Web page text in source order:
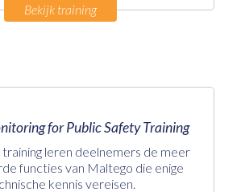
Bekijk training
for Public Safety Training
leren deelnemers de meer
functies van Maltego die enige
kennis vereisen.